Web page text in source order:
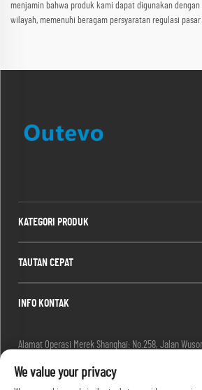
menjamin bahwa produk kami dapat digunakan
wilayah, memenuhi beragam persyaratan regulasi
KATEGORI PRODUK
TAUTAN CEPAT
INFO KONTAK
Alamat Operasi Merek Shanghai: No.258, Jalan
Email:[email protected]
We value your privacy